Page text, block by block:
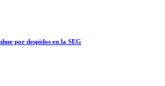
por despidos en la SEG